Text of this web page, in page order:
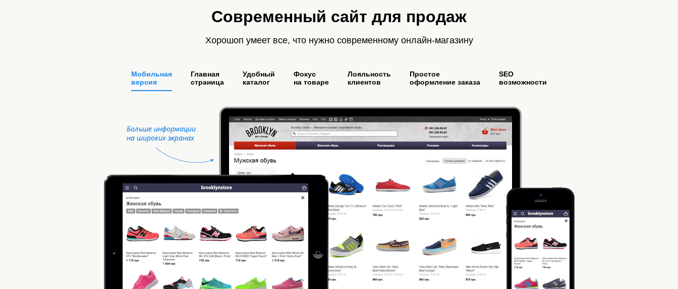
Современный сайт для продаж
Хорошоп умеет все, что нужно современному онлайн-магазину
Мобильная
версия
Главная
страница
Удобный
каталог
Фокус
на товаре
Лояльность
клиентов
Простое
оформление заказа
SEO
возможности